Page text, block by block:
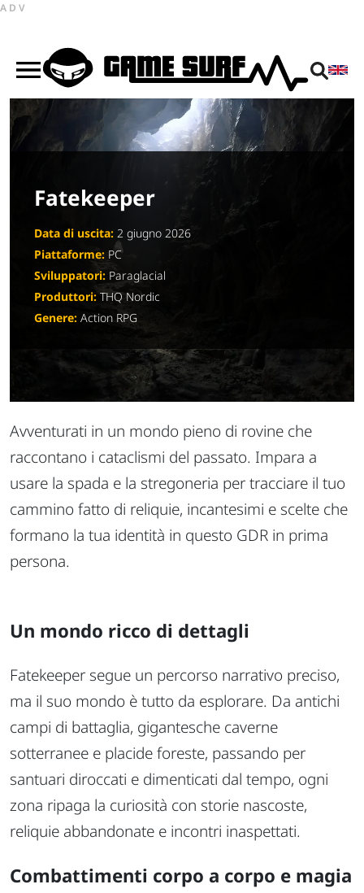
ADV
Fatekeeper
Data di uscita: 2 giugno 2026
Piattaforme: PC
Sviluppatori: Paraglacial
Produttori:THQ Nordic
Genere: Action RPG
Avventurati in un mondo pieno di rovine che
raccontano i cataclismi del passato. Impara a
usare la spada e la stregoneria per tracciare il tuo
cammino fatto di reliquie, incantesimi e scelte che
formano la tua identità in questo GDR in prima
persona.
Un mondo ricco di dettagli
Fatekeeper segue un percorso narrativo preciso,
ma il suo mondo è tutto da esplorare. Da antichi
campi di battaglia, gigantesche caverne
sotterranee e placide foreste, passando per
santuari diroccati e dimenticati dal tempo, ogni
zona ripaga la curiosità con storie nascoste,
reliquie abbandonate e incontri inaspettati.
Combattimenti corpo a corpo e magia